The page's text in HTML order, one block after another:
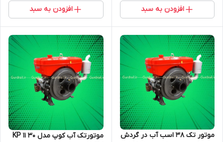
افزودن به سبد افزودن به سبد
موتور تک 38 اسب آب در گردش
موتورتک آب کوپ مدل KP 11 30